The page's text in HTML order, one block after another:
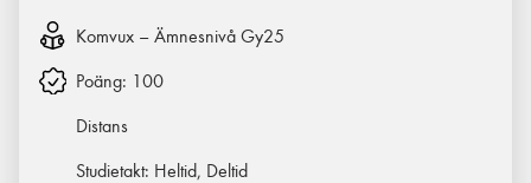
Komvux – Ämnesnivå Gy25
Poäng: 100
Distans
Studietakt: Heltid, Deltid